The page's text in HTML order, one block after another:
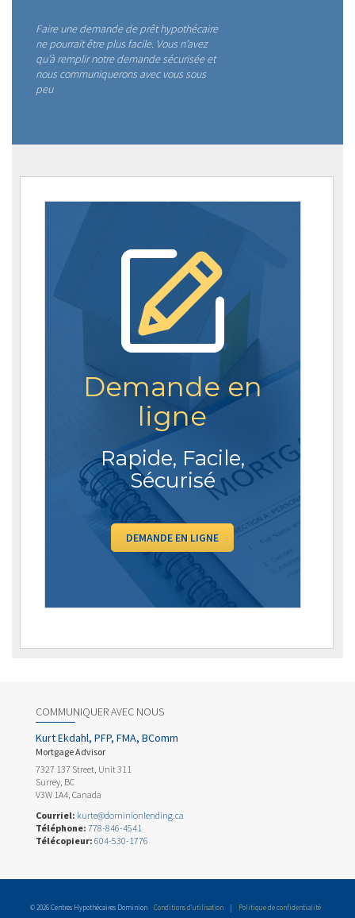
Faire une demande de prêt hypothécaire
ne pourrait être plus facile. Vous n’avez
qu’à remplir notre demande sécurisée et
nous communiquerons avec vous sous
peu
Demande en
ligne
Rapide, Facile,
Sécurisé
DEMANDE EN LIGNE
COMMUNIQUER AVEC NOUS
Kurt Ekdahl, PFP, FMA, BComm
Mortgage Advisor
7327 137 Street, Unit 311
Surrey, BC
V3W 1A4, Canada
Courriel: kurte@dominionlending.ca
Téléphone: 778-846-4541
Télécopieur: 604-530-1776
© 2026 Centres Hypothécaires Dominion Conditions d’utilisation | Politique de confidentialité